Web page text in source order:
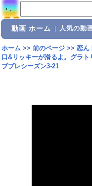
動画 ホーム 人気の動
ホーム>> 前のページ>> 恋ん
口&リッキーが滑るよ。グラ
ブプレシーズン3-21